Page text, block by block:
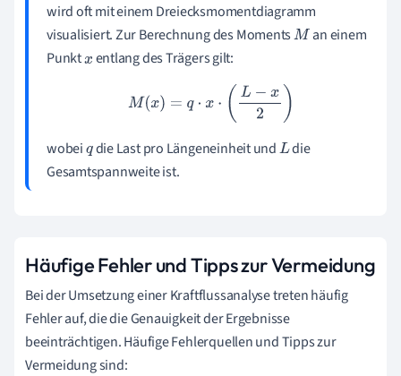
wird oft mit einem Dreiecksmomentdiagramm
visualisiert. Zur Berechnung des MomentsM an einem
Punktx entlang des Trägers gilt:
M(x )= q⋅x L− x2 )
wobeiqdie Last pro Längeneinheit undLdie
Gesamtspannweite ist.
Häufige Fehler und Tipps zur Vermeidung
Bei der Umsetzung einer Kraftflussanalyse treten häufig
Fehler auf, die die Genauigkeit der Ergebnisse
beeinträchtigen. Häufige Fehlerquellen und Tipps zur
Vermeidung sind: